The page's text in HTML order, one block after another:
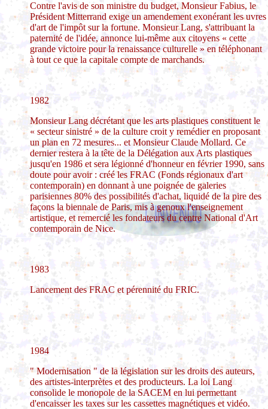
Contre l'avis de son ministre du budget, Monsieur Fabius, le
Président Mitterrand exige un amendement exonérant les uvres
d'art de l'impôt sur la fortune. Monsieur Lang, s'attribuant la
paternité de l'idée, annonce lui-même aux citoyens « cette
grande victoire pour la renaissance culturelle » en téléphonant
à tout ce que la capitale compte de marchands.
1982
Monsieur Lang décrétant que les arts plastiques constituent le
« secteur sinistré » de la culture croit y remédier en proposant
un plan en 72 mesures... et Monsieur Claude Mollard. Ce
dernier restera à la tête de la Délégation aux Arts plastiques
jusqu'en 1986 et sera légionné d'honneur en février 1990, sans
doute pour avoir : créé les FRAC (Fonds régionaux d'art
contemporain) en donnant à une poignée de galeries
parisiennes 80% des possibilités d'achat, liquidé de la pire des
façons la biennale de Paris, mis à genoux l'enseignement
artistique, et remercié les fondateurs du centre National d'Art
contemporain de Nice.
1983
Lancement des FRAC et pérennité du FRIC.
1984
" Modernisation " de la législation sur les droits des auteurs,
des artistes-interprètes et des producteurs. La loi Lang
consolide le monopole de la SACEM en lui permettant
d'encaisser les taxes sur les cassettes magnétiques et vidéo.